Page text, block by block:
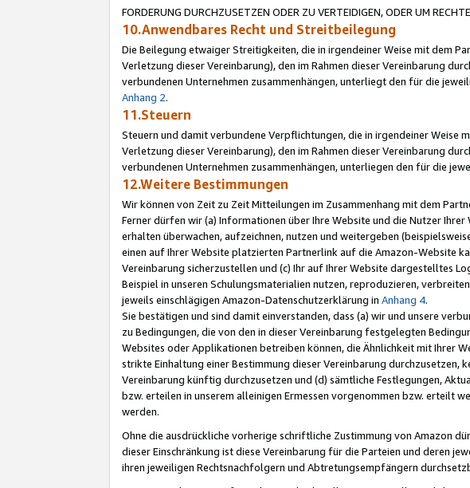
FORDERUNG DURCHZUSETZEN ODER ZU VERTEIDIGEN, ODER UM
10.Anwendbares Recht und Streitbeilegung
Die Beilegung etwaiger Streitigkeiten, die in irgendeiner Weise mit dem
Verletzung dieser Vereinbarung), den im Rahmen dieser Vereinbarung
verbundenen Unternehmen zusammenhängen, unterliegt den für die
Anhang 2.
11.Steuern
Steuern und damit verbundene Verpflichtungen, die in irgendeiner Weise
Verletzung dieser Vereinbarung), den im Rahmen dieser Vereinbarung
verbundenen Unternehmen zusammenhängen, unterliegen den für die
12.Weitere Bestimmungen
Wir können von Zeit zu Zeit Mitteilungen im Zusammenhang mit dem
Ferner dürfen wir (a) Informationen über Ihre Website und die Nutzer
erhalten überwachen, aufzeichnen, nutzen und weitergeben
einen auf Ihrer Website platzierten Partnerlink auf die Amazon-Website
Vereinbarung sicherzustellen und (c) Ihr auf Ihrer Website dargestelltes
Beispiel in unseren Schulungsmaterialien nutzen, reproduzieren,
jeweils einschlägigen Amazon-Datenschutzerklärung in Anhang 4.
Sie bestätigen und sind damit einverstanden, dass (a) wir und unsere
zu Bedingungen, die von den in dieser Vereinbarung festgelegten
Websites oder Applikationen betreiben können, die Ähnlichkeit mit Ihrer
strikte Einhaltung einer Bestimmung dieser Vereinbarung
Vereinbarung künftig durchzusetzen und (d) sämtliche Festlegungen,
bzw. erteilen in unserem alleinigen Ermessen vorgenommen bzw. erteilt
werden.
Ohne die ausdrückliche vorherige schriftliche Zustimmung von Amazon
dieser Einschränkung ist diese Vereinbarung für die Parteien und deren
ihren jeweiligen Rechtsnachfolgern und Abtretungsempfängern